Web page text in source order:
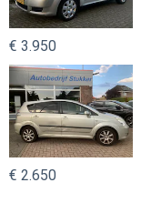
€ 3.950
€ 2.650